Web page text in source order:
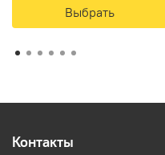
Выбрать
Контакты